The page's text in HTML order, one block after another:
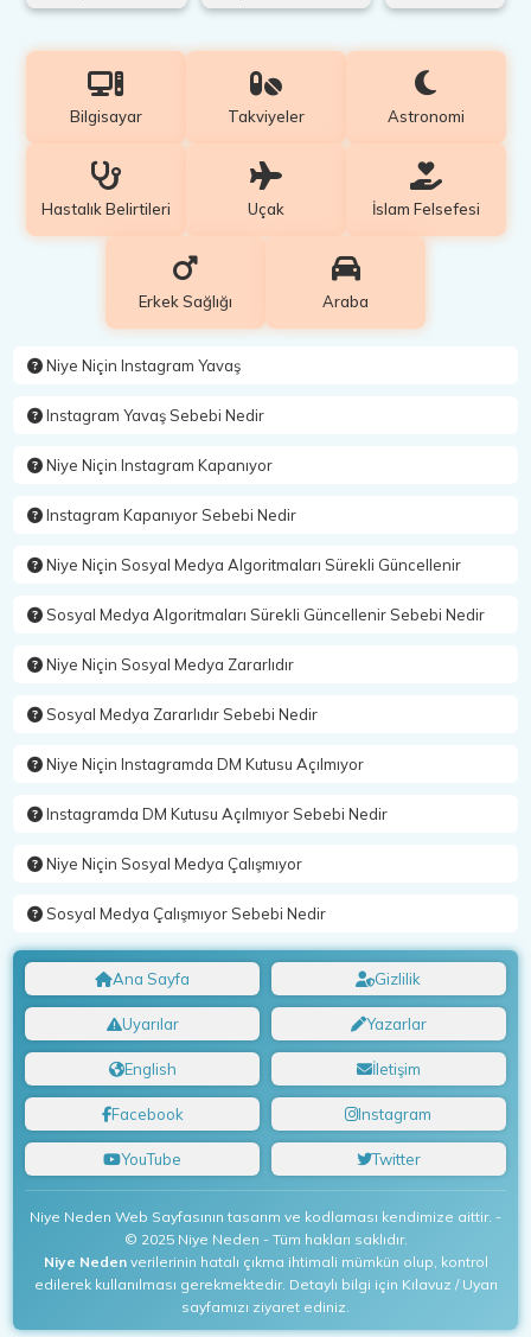
Bilgisayar Takviyeler Astronomi
Hastalık Belirtileri Uçak İslam Felsefesi
Erkek Sağlığı Araba
Niye Niçin Instagram Yavaş
Instagram Yavaş Sebebi Nedir
Niye Niçin Instagram Kapanıyor
Instagram Kapanıyor Sebebi Nedir
Niye Niçin Sosyal Medya Algoritmaları Sürekli Güncellenir
Sosyal Medya Algoritmaları Sürekli Güncellenir Sebebi Nedir
Niye Niçin Sosyal Medya Zararlıdır
Sosyal Medya Zararlıdır Sebebi Nedir
Niye Niçin Instagramda DM Kutusu Açılmıyor
Instagramda DM Kutusu Açılmıyor Sebebi Nedir
Niye Niçin Sosyal Medya Çalışmıyor
Sosyal Medya Çalışmıyor Sebebi Nedir
Ana Sayfa Gizlilik
Uyarılar Yazarlar
English İletişim
Facebook Instagram
YouTube Twitter
Niye Neden Web Sayfasının tasarım ve kodlaması kendimize aittir. -
© 2025 Niye Neden - Tüm hakları saklıdır.
Niye Nedenverilerinin hatalı çıkma ihtimali mümkün olup, kontrol
edilerek kullanılması gerekmektedir. Detaylı bilgi için Kılavuz / Uyarı
sayfamızı ziyaret ediniz.